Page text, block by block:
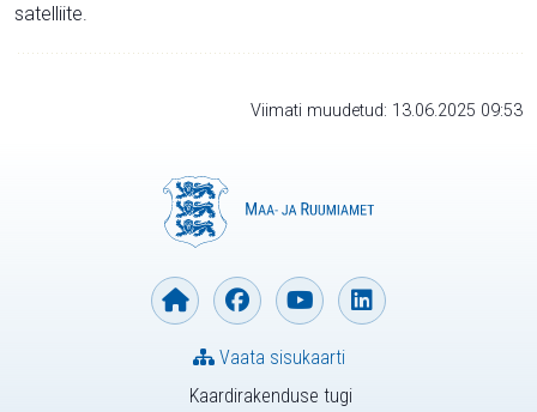
satelliite.
Viimati muudetud: 13.06.2025 09:53
Kaardirakenduse tugi
Vaata sisukaarti